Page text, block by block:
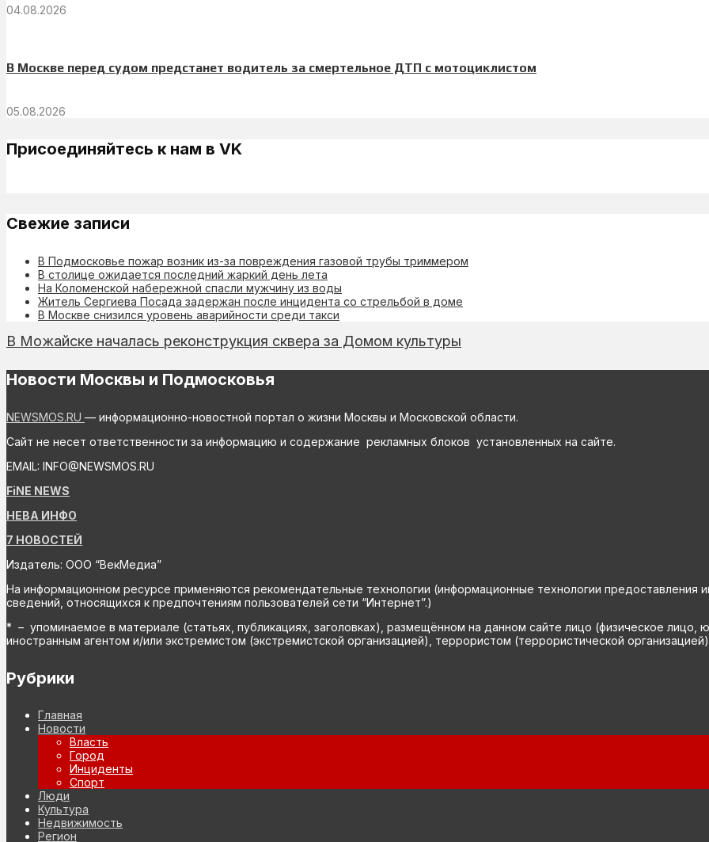
04.08.2026
В Москве перед судом предстанет водитель за смертельное ДТП с мотоциклистом
05.08.2026
Присоединяйтесь к нам в VK
Свежие записи
В Подмосковье пожар возник из-за повреждения газовой трубы триммером
В столице ожидается последний жаркий день лета
На Коломенской набережной спасли мужчину из воды
Житель Сергиева Посада задержан после инцидента со стрельбой в доме
В Москве снизился уровень аварийности среди такси
В Можайске началась реконструкция сквера за Домом культуры
Новости Москвы и Подмосковья
NEWSMOS.RU — информационно-новостной портал о жизни Москвы и Московской области.
Сайт не несет ответственности за информацию и содержание рекламных блоков установленных на сайте.
EMAIL: INFO@NEWSMOS.RU
FiNE NEWS
НЕВА ИНФО
7 НОВОСТЕЙ
Издатель: ООО “ВекМедиа”
На информационном ресурсе применяются рекомендательные технологии (информационные технологии предоставления
сведений, относящихся к предпочтениям пользователей сети “Интернет”.)
* – упоминаемое в материале (статьях, публикациях, заголовках), размещённом на данном сайте лицо (физическое лицо,
иностранным агентом и/или экстремистом (экстремистской организацией), террористом (террористической
Рубрики
Главная
Новости
Власть
Город
Инциденты
Спорт
Люди
Культура
Недвижимость
Регион